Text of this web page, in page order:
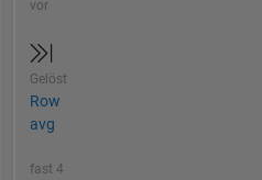
vor
Gelöst
Row
avg
fast 4